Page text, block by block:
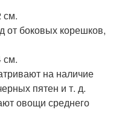
см.
от боковых корешков,
см.
на наличие
пятен и т. д.
овощи среднего